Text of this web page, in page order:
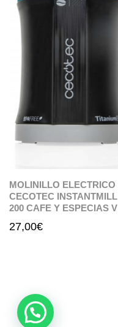
MOLINILLO ELECTRICO
CECOTEC INSTANTMILL
200 CAFE Y ESPECIAS V
27,00€